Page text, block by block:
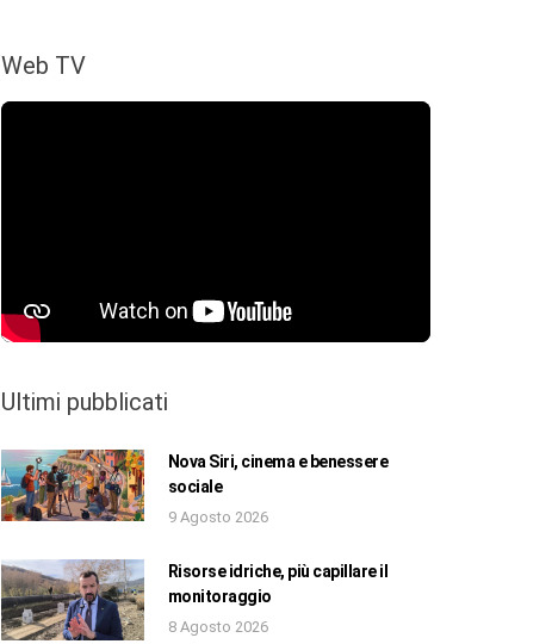
Web TV
Ultimi pubblicati
Nova Siri, cinema e benessere
sociale
9 Agosto 2026
Risorse idriche, più capillare il
monitoraggio
8 Agosto 2026